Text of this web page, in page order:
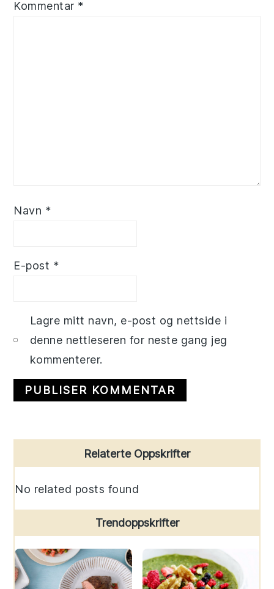
Kommentar *
Navn *
E-post *
Lagre mitt navn, e-post og nettside i
denne nettleseren for neste gang jeg
kommenterer.
Sidebar
Relaterte Oppskrifter
No related posts found
Trendoppskrifter